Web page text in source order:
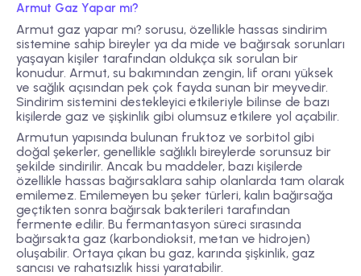
Armut Gaz Yapar mı?
Armut gaz yapar mı? sorusu, özellikle hassas sindirim
sistemine sahip bireyler ya da mide ve bağırsak sorunları
yaşayan kişiler tarafından oldukça sık sorulan bir
konudur. Armut, su bakımından zengin, lif oranı yüksek
ve sağlık açısından pek çok fayda sunan bir meyvedir.
Sindirim sistemini destekleyici etkileriyle bilinse de bazı
kişilerde gaz ve şişkinlik gibi olumsuz etkilere yol açabilir.
Armutun yapısında bulunan fruktoz ve sorbitol gibi
doğal şekerler, genellikle sağlıklı bireylerde sorunsuz bir
şekilde sindirilir. Ancak bu maddeler, bazı kişilerde
özellikle hassas bağırsaklara sahip olanlarda tam olarak
emilemez. Emilemeyen bu şeker türleri, kalın bağırsağa
geçtikten sonra bağırsak bakterileri tarafından
fermente edilir. Bu fermantasyon süreci sırasında
bağırsakta gaz (karbondioksit, metan ve hidrojen)
oluşabilir. Ortaya çıkan bu gaz, karında şişkinlik, gaz
sancısı ve rahatsızlık hissi yaratabilir.